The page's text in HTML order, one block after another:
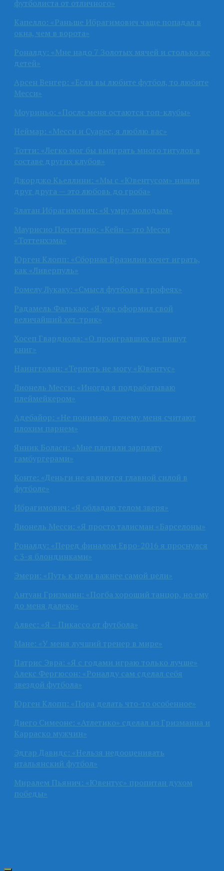
футболиста от отличного»
Капелло: «Раньше Ибрагимович чаще попадал в
окна, чем в ворота»
Роналду: «Мне надо 7 Золотых мячей и столько же
детей»
Арсен Венгер: «Если вы любите футбол, то любите
Месси»
Моуриньо: «После меня остаются топ-клубы»
Неймар: «Месси и Суарес, я люблю вас»
Тотти: «Легко мог бы выиграть много титулов в
составе других клубов»
Джорджо Кьеллини: «Мы с «Ювентусом» нашли
друг друга — это любовь до гроба»
Златан Ибрагимович: «Я умру молодым»
Маурисио Почеттино: «Кейн – это Месси
«Тоттенхэма»
Юрген Клопп: «Сборная Бразилии хочет играть,
как «Ливерпуль»
Ромелу Лукаку: «Смысл футбола в трофеях»
Радамель Фалькао: «Я уже оформил свой
величайший хет-трик»
Хосеп Гвардиола: «О проигравших не пишут
книг»
Наингголан: «Терпеть не могу «Ювентус»
Лионель Месси: «Иногда я подрабатываю
плеймейкером»
Адебайор: «Не понимаю, почему меня считают
плохим парнем»
Янник Боласи: «Мне платили зарплату
гамбургерами»
Конте: «Деньги не являются главной силой в
футболе»
Ибрагимович: «Я обладаю телом зверя»
Лионель Месси: «Я просто талисман «Барселоны»
Роналду: «Перед финалом Евро-2016 я проснулся
с 3-я блондинками»
Эмери: «Путь к цели важнее самой цели»
Антуан Гризманн: «Погба хороший танцор, но ему
до меня далеко»
Алвес: «Я – Пикассо от футбола»
Мане: «У меня лучший тренер в мире»
Патрис Эвра: «Я с годами играю только лучше»
Алекс Фергюсон: «Роналду сам сделал себя
звездой футбола»
Юрген Клопп: «Пора делать что-то особенное»
Диего Симеоне: «Атлетико» сделал из Гризманна и
Карраско мужчин»
Эдгар Давидс: «Нельзя недооценивать
итальянский футбол»
Миралем Пьянич: «Ювентус» пропитан духом
победы»